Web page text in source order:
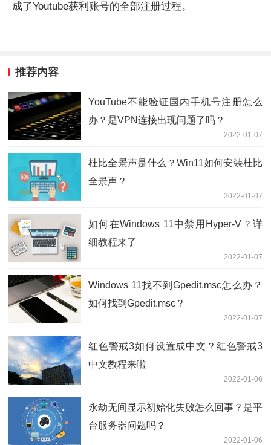
成了Youtube获利账号的全部注册过程。
推荐内容
YouTube不能验证国内手机号注册怎么
办？是VPN连接出现问题了吗？
2022-01-07
杜比全景声是什么？Win11如何安装杜比
全景声？
2022-01-07
如何在Windows 11中禁用Hyper-V？详
细教程来了
2022-01-07
Windows 11找不到Gpedit.msc怎么办？
如何找到Gpedit.msc？
2022-01-07
红色警戒3如何设置成中文？红色警戒3
中文教程来啦
2022-01-06
永劫无间显示初始化失败怎么回事？是平
台服务器问题吗？
2022-01-06